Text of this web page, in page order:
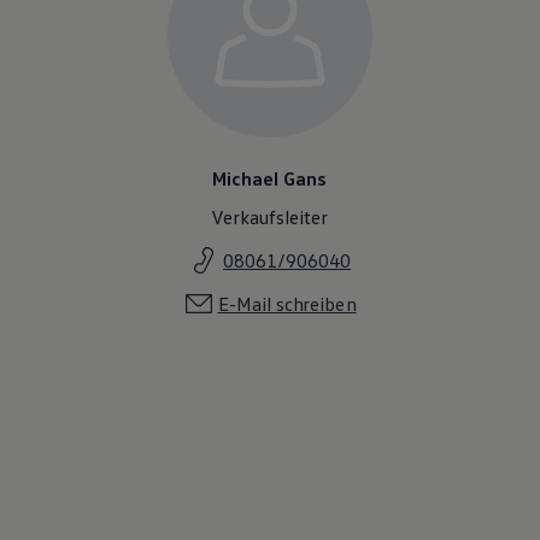
Volkswagen Kundenbetreuung
Michael Gans
Verkaufsleiter
08061/906040
E-Mail schreiben